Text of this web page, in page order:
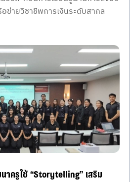
ข่ายวิชาชีพการเงินระดับสากล
าครูใช้ “Storytelling” เสริม